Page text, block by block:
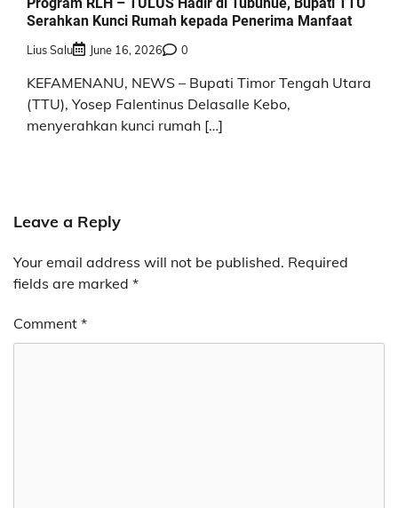
Serahkan Kunci Rumah kepada Penerima Manfaat
Lius Salu June 16, 2026 0
KEFAMENANU, NEWS – Bupati Timor Tengah Utara
(TTU), Yosep Falentinus Delasalle Kebo,
menyerahkan kunci rumah […]
Leave a Reply
Your email address will not be published. Required
fields are marked *
Comment *